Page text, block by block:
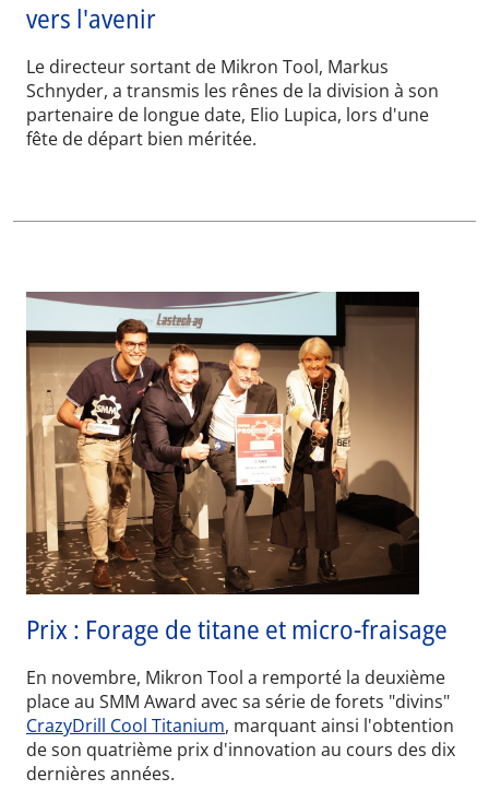
vers l'avenir
Le directeur sortant de Mikron Tool, Markus
Schnyder, a transmis les rênes de la division à son
partenaire de longue date, Elio Lupica, lors d'une
fête de départ bien méritée.
Prix : Forage de titane et micro-fraisage
En novembre, Mikron Tool a remporté la deuxième
place au SMM Award avec sa série de forets "divins"
CrazyDrill Cool Titanium, marquant ainsi l'obtention
de son quatrième prix d'innovation au cours des dix
dernières années.